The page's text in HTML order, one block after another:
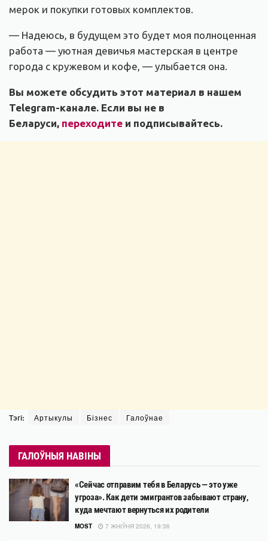
мерок и покупки готовых комплектов.
— Надеюсь, в будущем это будет моя полноценная
работа — уютная девичья мастерская в центре
города с кружевом и кофе, — улыбается она.
Вы можете обсудить этот материал в нашем
Telegram-канале. Если вы не в
Беларуси, переходите и подписывайтесь.
Тэгі: Артыкулы Бізнес Галоўнае
ГАЛОЎНЫЯ НАВІНЫ
«Сейчас отправим тебя в Беларусь — это уже
угроза». Как дети эмигрантов забывают страну,
куда мечтают вернуться их родители
MOST 7 ЖНІЎНЯ 2026, 19:36